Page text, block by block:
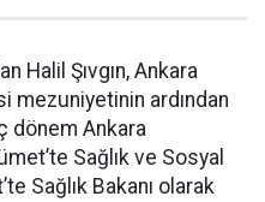
Halil Şıvgın, Ankara
mezuniyetinin ardından
dönem Ankara
Sağlık ve Sosyal
Sağlık Bakanı olarak